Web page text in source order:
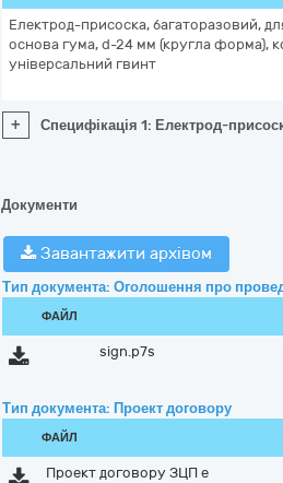
Електрод-присоска, багаторазовий,
основа гума, d-24 мм (кругла форма),
універсальний гвинт
+ Специфікація 1: Електрод-
Документи
Завантажити архівом
Тип документа: Оголошення про
ФАЙЛ
sign.p7s
Тип документа: Проект договору
ФАЙЛ
Проект договору ЗЦП е